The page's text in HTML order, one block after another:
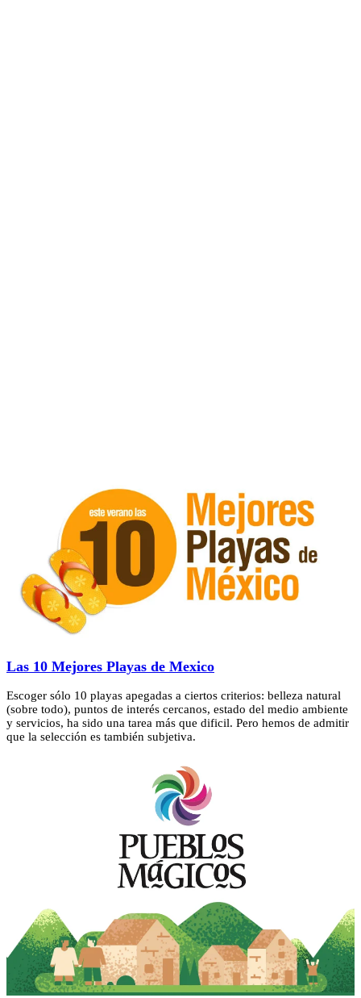
Las 10 Mejores Playas de Mexico
Escoger sólo 10 playas apegadas a ciertos criterios: belleza natural
(sobre todo), puntos de interés cercanos, estado del medio ambiente
y servicios, ha sido una tarea más que dificil. Pero hemos de admitir
que la selección es también subjetiva.